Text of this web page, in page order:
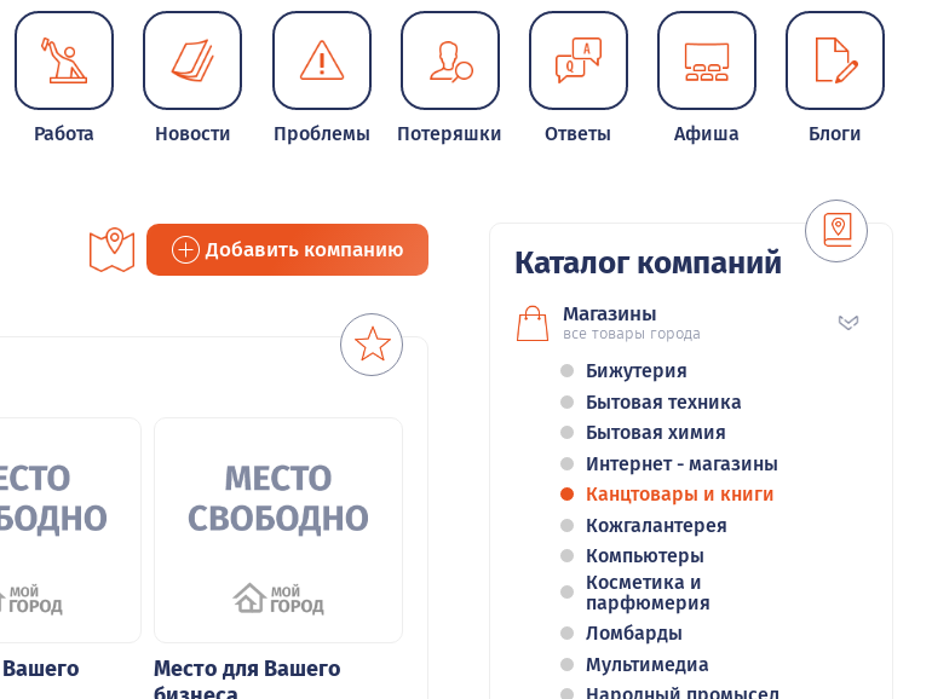
Работа Новости Проблемы Потеряшки Ответы Афиша Блоги
Добавить компанию
Место для Вашего
Каталог компаний
Магазины
все товары города
Бижутерия
Бытовая техника
Бытовая химия
Интернет - магазины
Канцтовары и книги
Кожгалантерея
Компьютеры
Косметика и
парфюмерия
Ломбарды
Мультимедиа